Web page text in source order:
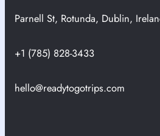
Parnell St, Rotunda, Dublin,
+1 (785) 828-3433
hello@readytogotrips.com